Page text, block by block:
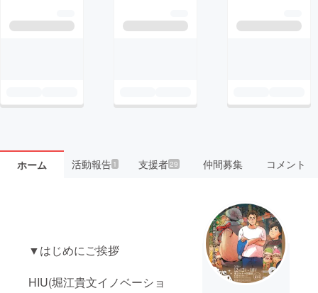
ホーム 活動報告1 支援者29 仲間募集 コメント
▼はじめにご挨拶
HIU(堀江貴文イノベーショ